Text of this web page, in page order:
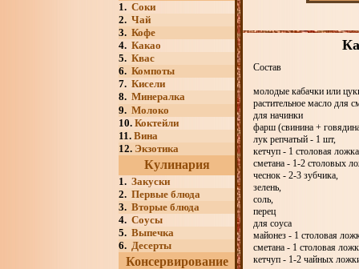
1. Соки
2. Чай
3. Кофе
4. Какао
5. Квас
6. Компоты
7. Кисели
8. Минералка
9. Молоко
10. Коктейли
11. Вина
12. Экзотика
Кулинария
1. Закуски
2. Первые блюда
3. Вторые блюда
4. Соусы
5. Выпечка
6. Десерты
Консервирование
Состав
молодые кабачки или
растительное масло для
для начинки
фарш (свинина +
лук репчатый - 1 шт,
кетчуп - 1 столовая
сметана - 1-2 столовых
чеснок - 2-3 зубчика,
зелень,
соль,
перец
для соуса
майонез - 1 столовая
сметана - 1 столовая
кетчуп - 1-2 чайных